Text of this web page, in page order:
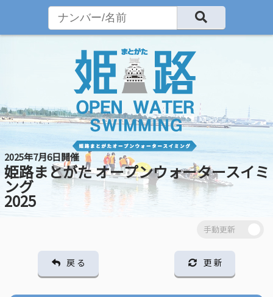
2025年7月6日開催
姫路まとがた オープンウォータースイミ
ング
2025
戻 る 更 新